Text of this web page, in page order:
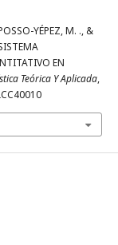
YÉPEZ, M. ., &
EN
Teórica Y Aplicada,